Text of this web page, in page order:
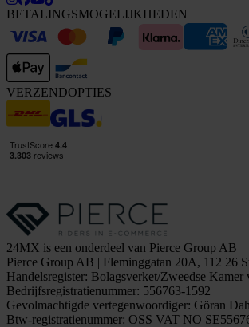
BETALINGSMOGELIJKHEDEN
VERZENDOPTIES
24MX is een onderdeel van Pierce Group AB
Pierce Group AB | Fleminggatan 20A, 112 26
Handelsregister: Bolagsverket/Zweedse Kamer
Bedrijfsregistratienummer: 556763-1592
Gevolmachtigde vertegenwoordiger: Göran
Btw-registratienummer: OSS VAT NO